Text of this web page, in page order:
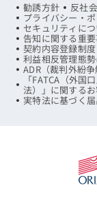
勧誘方針 反社
プライバシー・
セキュリティに
告知に関する重
契約内容登録制
利益相反管理態
ADR（裁判外紛
「FATCA（外国
法）」に関する
実特法に基づく